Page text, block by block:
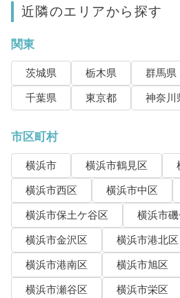
近隣のエリアから探す
関東
茨城県 栃木県 群馬県
千葉県
東京都 神奈川
市区町村
横浜市 横浜市鶴見区
横浜市西区
横浜市中区
横浜市保土ケ谷区
横浜市
横浜市金沢区
横浜市港北区
横浜市港南区
横浜市旭区
横浜市瀬谷区
横浜市栄区